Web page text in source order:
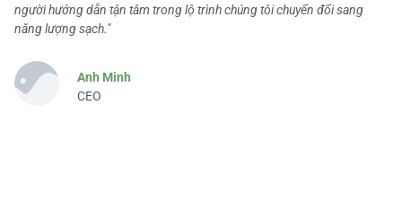
người hướng dẫn tận tâm trong lộ trình chúng tôi chuyển đổi sang
năng lượng sạch."
Anh Minh
CEO